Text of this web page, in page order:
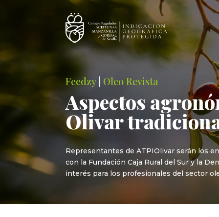
Feedzy| Oleo Revista
Aspectos
Olivar
Representantes de ATPIOlivar serán los
con la Fundación Caja Rural del Sur y la
interés para los profesionales del sector